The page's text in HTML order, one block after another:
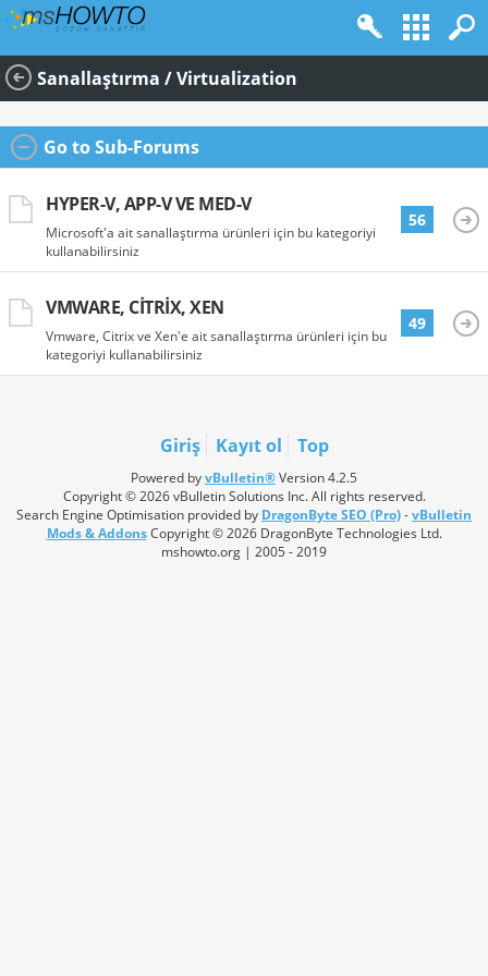
Sanallaştırma / Virtualization
Go to Sub-Forums
HYPER-V, APP-V VE MED-V
Microsoft'a ait sanallaştırma ürünleri için bu kategoriyi
kullanabilirsiniz
56
VMWARE, CITRIX, XEN
Vmware, Citrix ve Xen'e ait sanallaştırma ürünleri için bu
kategoriyi kullanabilirsiniz
49
Giriş Kayıt ol Top
Powered byvBulletin®Version 4.2.5
Copyright © 2026 vBulletin Solutions Inc. All rights reserved.
Search Engine Optimisation provided by DragonByte SEO (Pro)-vBulletin
Mods & AddonsCopyright © 2026 DragonByte Technologies Ltd.
mshowto.org | 2005 - 2019